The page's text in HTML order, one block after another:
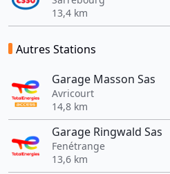
13,4 km
Autres Stations
Garage Masson Sas
Avricourt
14,8 km
Garage Ringwald Sas
Fenétrange
13,6 km